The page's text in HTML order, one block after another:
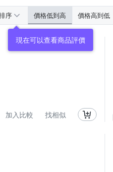
序 價格低到高 價格高到低
現在可以查看商品評價
加入比較 找相似